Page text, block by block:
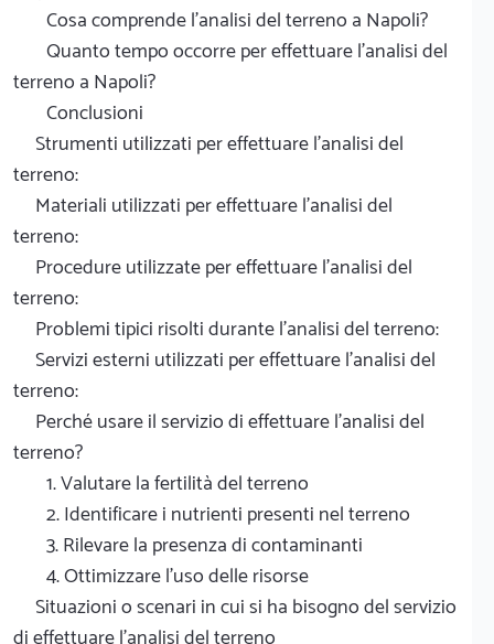
Cosa comprende l'analisi del terreno a Napoli?
Quanto tempo occorre per effettuare l'analisi del
terreno a Napoli?
Conclusioni
Strumenti utilizzati per effettuare l'analisi del
terreno:
Materiali utilizzati per effettuare l'analisi del
terreno:
Procedure utilizzate per effettuare l'analisi del
terreno:
Problemi tipici risolti durante l'analisi del terreno:
Servizi esterni utilizzati per effettuare l'analisi del
terreno:
Perché usare il servizio di effettuare l'analisi del
terreno?
1. Valutare la fertilità del terreno
2. Identificare i nutrienti presenti nel terreno
3. Rilevare la presenza di contaminanti
4. Ottimizzare l'uso delle risorse
Situazioni o scenari in cui si ha bisogno del servizio